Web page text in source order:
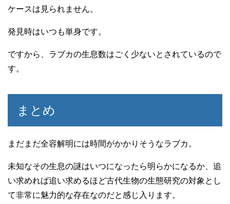
ケースは見られません。
発見時はいつも単身です。
ですから、ラブカの生息数はごく少ないとされているので
す。
まとめ
まだまだ全容解明には時間がかかりそうなラブカ。
未知なその生息の謎はいつになったら明らかになるか、追
い求めれば追い求めるほど古代生物の生態研究の対象とし
て非常に魅力的な存在なのだと感じ入ります。